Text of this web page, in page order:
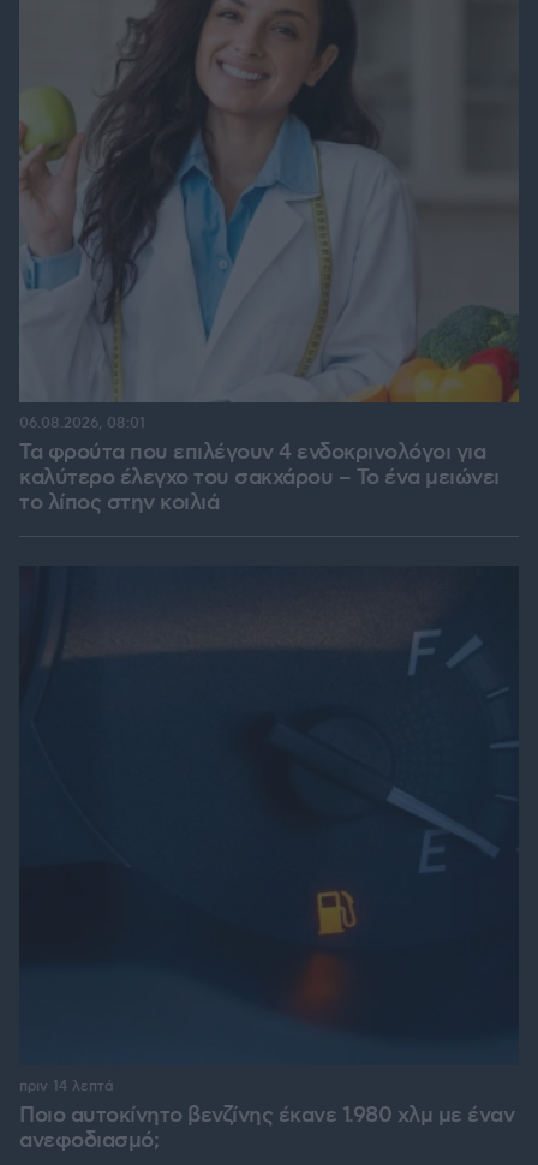
Τα φρούτα που επιλέγουν 4 ενδοκρινολόγοι για
καλύτερο έλεγχο του σακχάρου – Το ένα μειώνει
το λίπος στην κοιλιά
06.08.2026, 08:01
Ποιο αυτοκίνητο βενζίνης έκανε 1.980 χλμ με έναν
ανεφοδιασμό;
πριν 14 λεπτά